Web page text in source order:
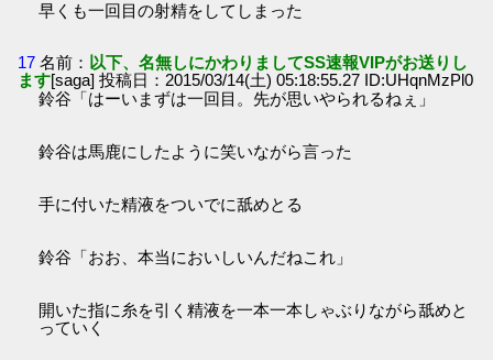
早くも一回目の射精をしてしまった
17 名前： 以下、名無しにかわりましてSS速報VIPがお送りし
ます[saga] 投稿日：2015/03/14(土) 05:18:55.27 ID:UHqnMzPl0
鈴谷「はーいまずは一回目。先が思いやられるねぇ」
鈴谷は馬鹿にしたように笑いながら言った
手に付いた精液をついでに舐めとる
鈴谷「おお、本当においしいんだねこれ」
開いた指に糸を引く精液を一本一本しゃぶりながら舐めと
っていく